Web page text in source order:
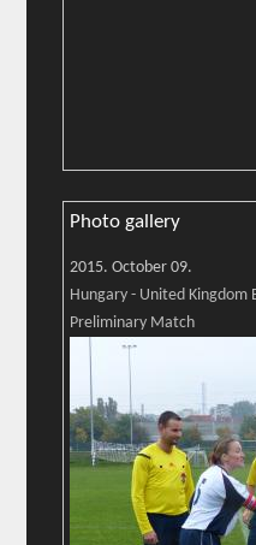
Photo gallery
2015. October 09.
Hungary - United Kingdom
Preliminary Match